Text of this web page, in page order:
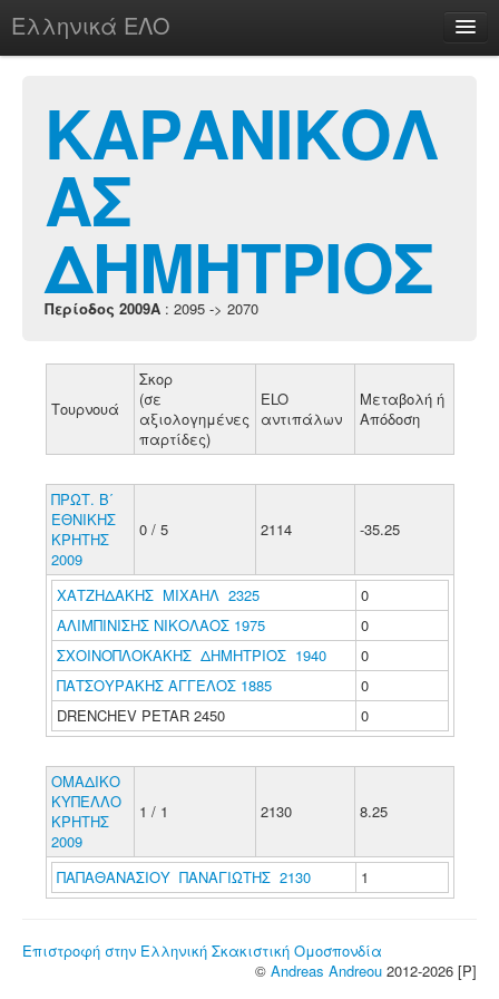
Ελληνικά ΕΛΟ
chesstu.be @ discord
Login
ΚΑΡΑΝΙΚΟΛ
ΑΣ
ΔΗΜΗΤΡΙΟΣ
Περίοδος 2009A : 2095 -> 2070
Τουρνουά
Σκορ
(σε
αξιολογημένες
παρτίδες)
ELO
αντιπάλων
Μεταβολή ή
Απόδοση
ΠΡΩΤ. Β΄
ΕΘΝΙΚΗΣ
ΚΡΗΤΗΣ
2009
0 / 5 2114 -35.25
ΧΑΤΖΗΔΑΚΗΣ ΜΙΧΑΗΛ 2325
0
ΑΛΙΜΠΙΝΙΣΗΣ ΝΙΚΟΛΑΟΣ 1975
0
ΣΧΟΙΝΟΠΛΟΚΑΚΗΣ ΔΗΜΗΤΡΙΟΣ 1940
0
ΠΑΤΣΟΥΡΑΚΗΣ ΑΓΓΕΛΟΣ 1885
0
DRENCHEV PETAR 2450
0
ΟΜΑΔΙΚΟ
ΚΥΠΕΛΛΟ
ΚΡΗΤΗΣ
2009
1 / 1 2130 8.25
ΠΑΠΑΘΑΝΑΣΙΟΥ ΠΑΝΑΓΙΩΤΗΣ 2130 1
Επιστροφή στην Ελληνική Σκακιστική Ομοσπονδία
© Andreas Andreou 2012-2026 [P]